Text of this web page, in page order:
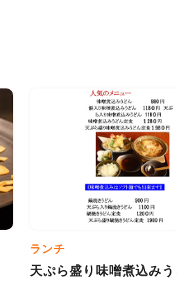
ランチ
天ぷら盛り味噌煮込み